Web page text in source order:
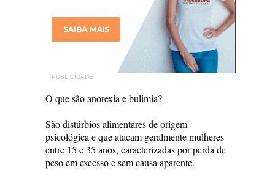
PUBLICIDADE
O que são anorexia e bulimia?
São distúrbios alimentares de origem
psicológica e que atacam geralmente mulheres
entre 15 e 35 anos, caracterizadas por perda de
peso em excesso e sem causa aparente.